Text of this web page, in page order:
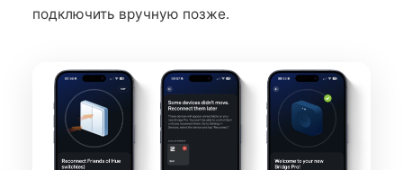
подключить вручную позже.